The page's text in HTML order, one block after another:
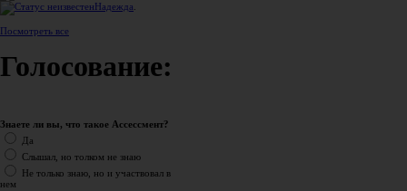
Надежда
Посмотреть все
Голосование:
Знаете ли вы, что такое Ассессмент?
Да
Слышал, но толком не знаю
Не только знаю, но и участвовал в
нем